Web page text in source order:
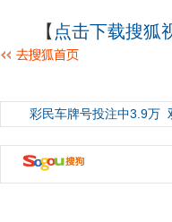
【 点击下载搜狐
彩民车牌号投注中3.9万